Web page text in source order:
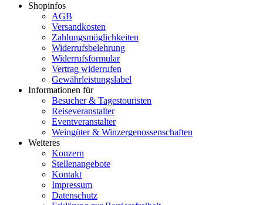
Shopinfos
AGB
Versandkosten
Zahlungsmöglichkeiten
Widerrufsbelehrung
Widerrufsformular
Vertrag widerrufen
Gewährleistungslabel
Informationen für
Besucher & Tagestouristen
Reiseveranstalter
Eventveranstalter
Weingüter & Winzergenossenschaften
Weiteres
Konzern
Stellenangebote
Kontakt
Impressum
Datenschutz